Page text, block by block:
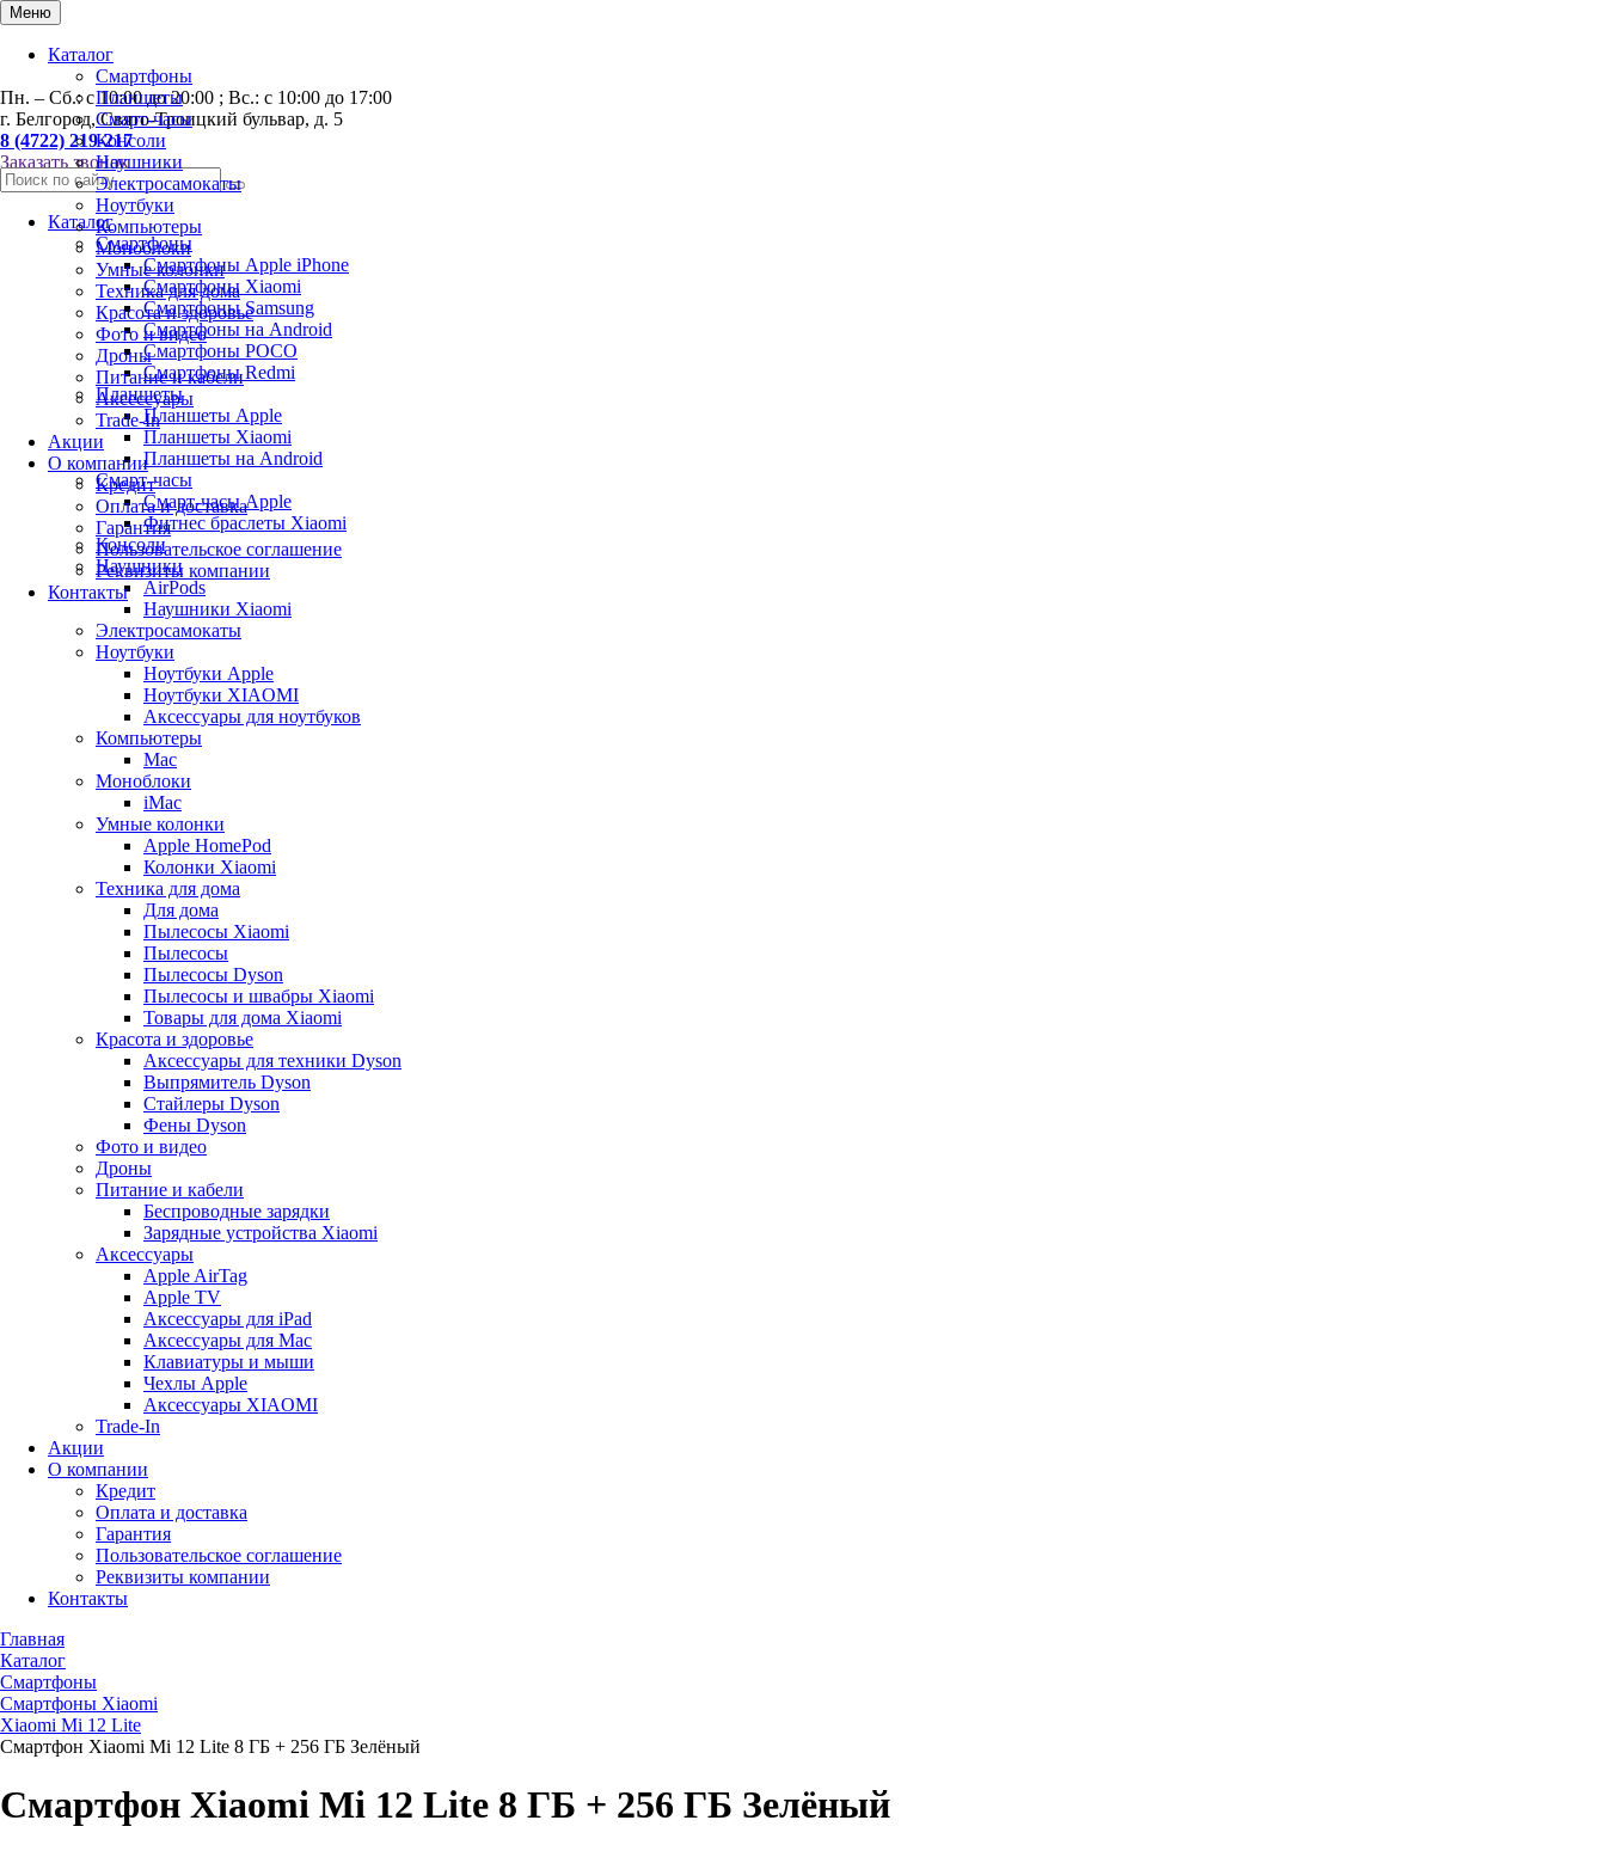
Меню
Каталог
Смартфоны
Планшеты
Смарт-часы
Консоли
Наушники
Электросамокаты
Ноутбуки
Компьютеры
Моноблоки
Умные колонки
Техника для дома
Красота и здоровье
Фото и видео
Дроны
Питание и кабели
Аксессуары
Trade-In
Акции
О компании
Кредит
Оплата и доставка
Гарантия
Пользовательское соглашение
Реквизиты компании
Контакты
0
Пн. – Сб.: с 10:00 до 20:00 ; Вс.: с 10:00 до 17:00
г. Белгород, Свято-Троицкий бульвар, д. 5
8 (4722) 219-217
Заказать звонок
Каталог
Смартфоны
Смартфоны Apple iPhone
Смартфоны Хiaomi
Смартфоны Samsung
Смартфоны на Android
Смартфоны POCO
Смартфоны Redmi
Планшеты
Планшеты Apple
Планшеты Xiaomi
Планшеты на Android
Смарт-часы
Смарт-часы Apple
Фитнес браслеты Xiaomi
Консоли
Наушники
AirPods
Наушники Xiaomi
Электросамокаты
Ноутбуки
Ноутбуки Apple
Ноутбуки XIAOMI
Аксессуары для ноутбуков
Компьютеры
Mac
Моноблоки
iMac
Умные колонки
Apple HomePod
Колонки Xiaomi
Техника для дома
Для дома
Пылесосы Xiaomi
Пылесосы
Пылесосы Dyson
Пылесосы и швабры Xiaomi
Товары для дома Xiaomi
Красота и здоровье
Аксессуары для техники Dyson
Выпрямитель Dyson
Стайлеры Dyson
Фены Dyson
Фото и видео
Дроны
Питание и кабели
Беспроводные зарядки
Зарядные устройства Xiaomi
Аксессуары
Apple AirTag
Apple TV
Аксессуары для iPad
Аксессуары для Mac
Клавиатуры и мыши
Чехлы Apple
Аксессуары XIAOMI
Trade-In
Акции
О компании
Кредит
Оплата и доставка
Гарантия
Пользовательское соглашение
Реквизиты компании
Контакты
Главная
Каталог
Смартфоны
Смартфоны Хiaomi
Xiaomi Mi 12 Lite
Смартфон Xiaomi Mi 12 Lite 8 ГБ + 256 ГБ Зелёный
Смартфон Xiaomi Mi 12 Lite 8 ГБ + 256 ГБ Зелёный